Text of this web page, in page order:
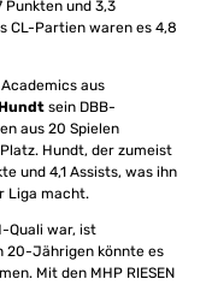
und 3,3
CL-Partien waren es 4,8
aus
sein DBB-
aus 20 Spielen
Hundt, der zumeist
und 4,1 Assists, was ihn
Liga macht.
Quali war, ist
20-Jährigen könnte es
Mit den MHP RIESEN